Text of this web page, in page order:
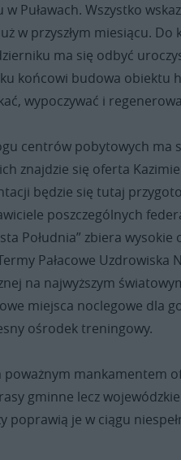
w Puławach. Wszystko
w przyszłym miesiącu.
ma się odbyć
końcowi budowa obiektu
wypoczywać i
centrów pobytowych ma
znajdzie się oferta
będzie się tutaj
poszczególnych
Południa” zbiera wysokie
Pałacowe Uzdrowiska
na najwyższym
miejsca noclegowe dla
ośrodek treningowy.
poważnym mankamentem
gminne lecz
poprawią je w ciągu